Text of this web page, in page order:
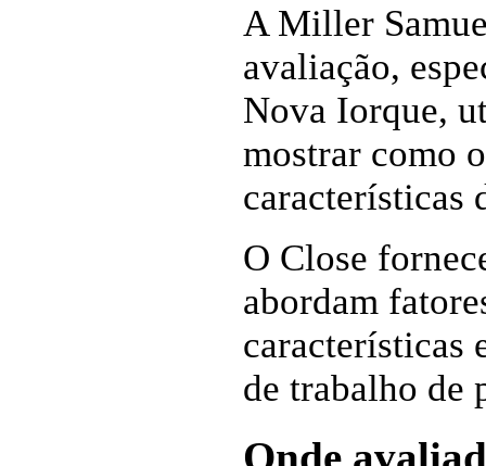
A Miller
avaliação,
Nova Iorque,
mostrar como
características
O Close
abordam
características
de trabalho de
Onde